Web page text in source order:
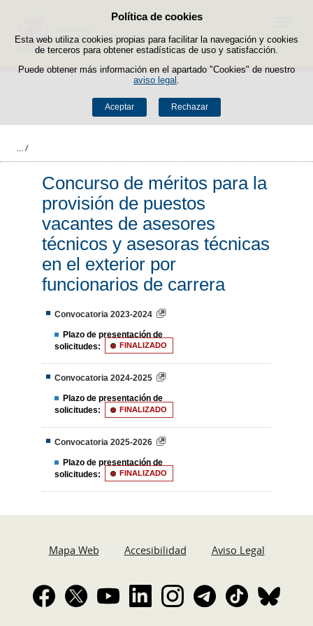
Política de cookies
Esta web utiliza cookies propias para facilitar la navegación y cookies
de terceros para obtener estadísticas de uso y satisfacción.
Puede obtener más información en el apartado "Cookies" de nuestro
aviso legal
Aceptar Rechazar
Saltar al contenido
Buscador
Menú
Concurso de méritos para la
provisión de puestos
vacantes de asesores
técnicos y asesoras técnicas
en el exterior por
funcionarios de carrera
Convocatoria 2023-2024
Plazo de presentación de
solicitudes:
FINALIZADO
Convocatoria 2024-2025
Plazo de presentación de
solicitudes:
FINALIZADO
Convocatoria 2025-2026
Plazo de presentación de
solicitudes:
FINALIZADO
Mapa Web Accesibilidad Aviso Legal